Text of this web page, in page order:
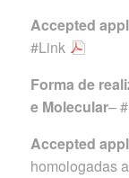
Accepted
#Link
Forma de
e Molecular–
Accepted
homologadas